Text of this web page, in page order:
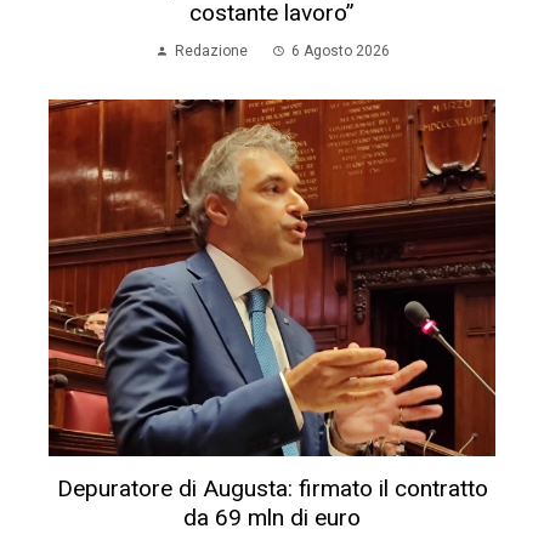
costante lavoro”
Redazione 6 Agosto 2026
Depuratore di Augusta: firmato il contratto
da 69 mln di euro